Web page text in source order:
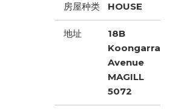
房屋种类 HOUSE
地址
18B
Koongarra
Avenue
MAGILL
5072